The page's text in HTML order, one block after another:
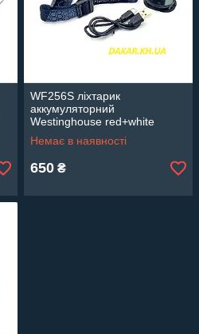
WF256S ліхтарик
аккумуляторний
Westinghouse red+white
Немає в наявності
650 ₴